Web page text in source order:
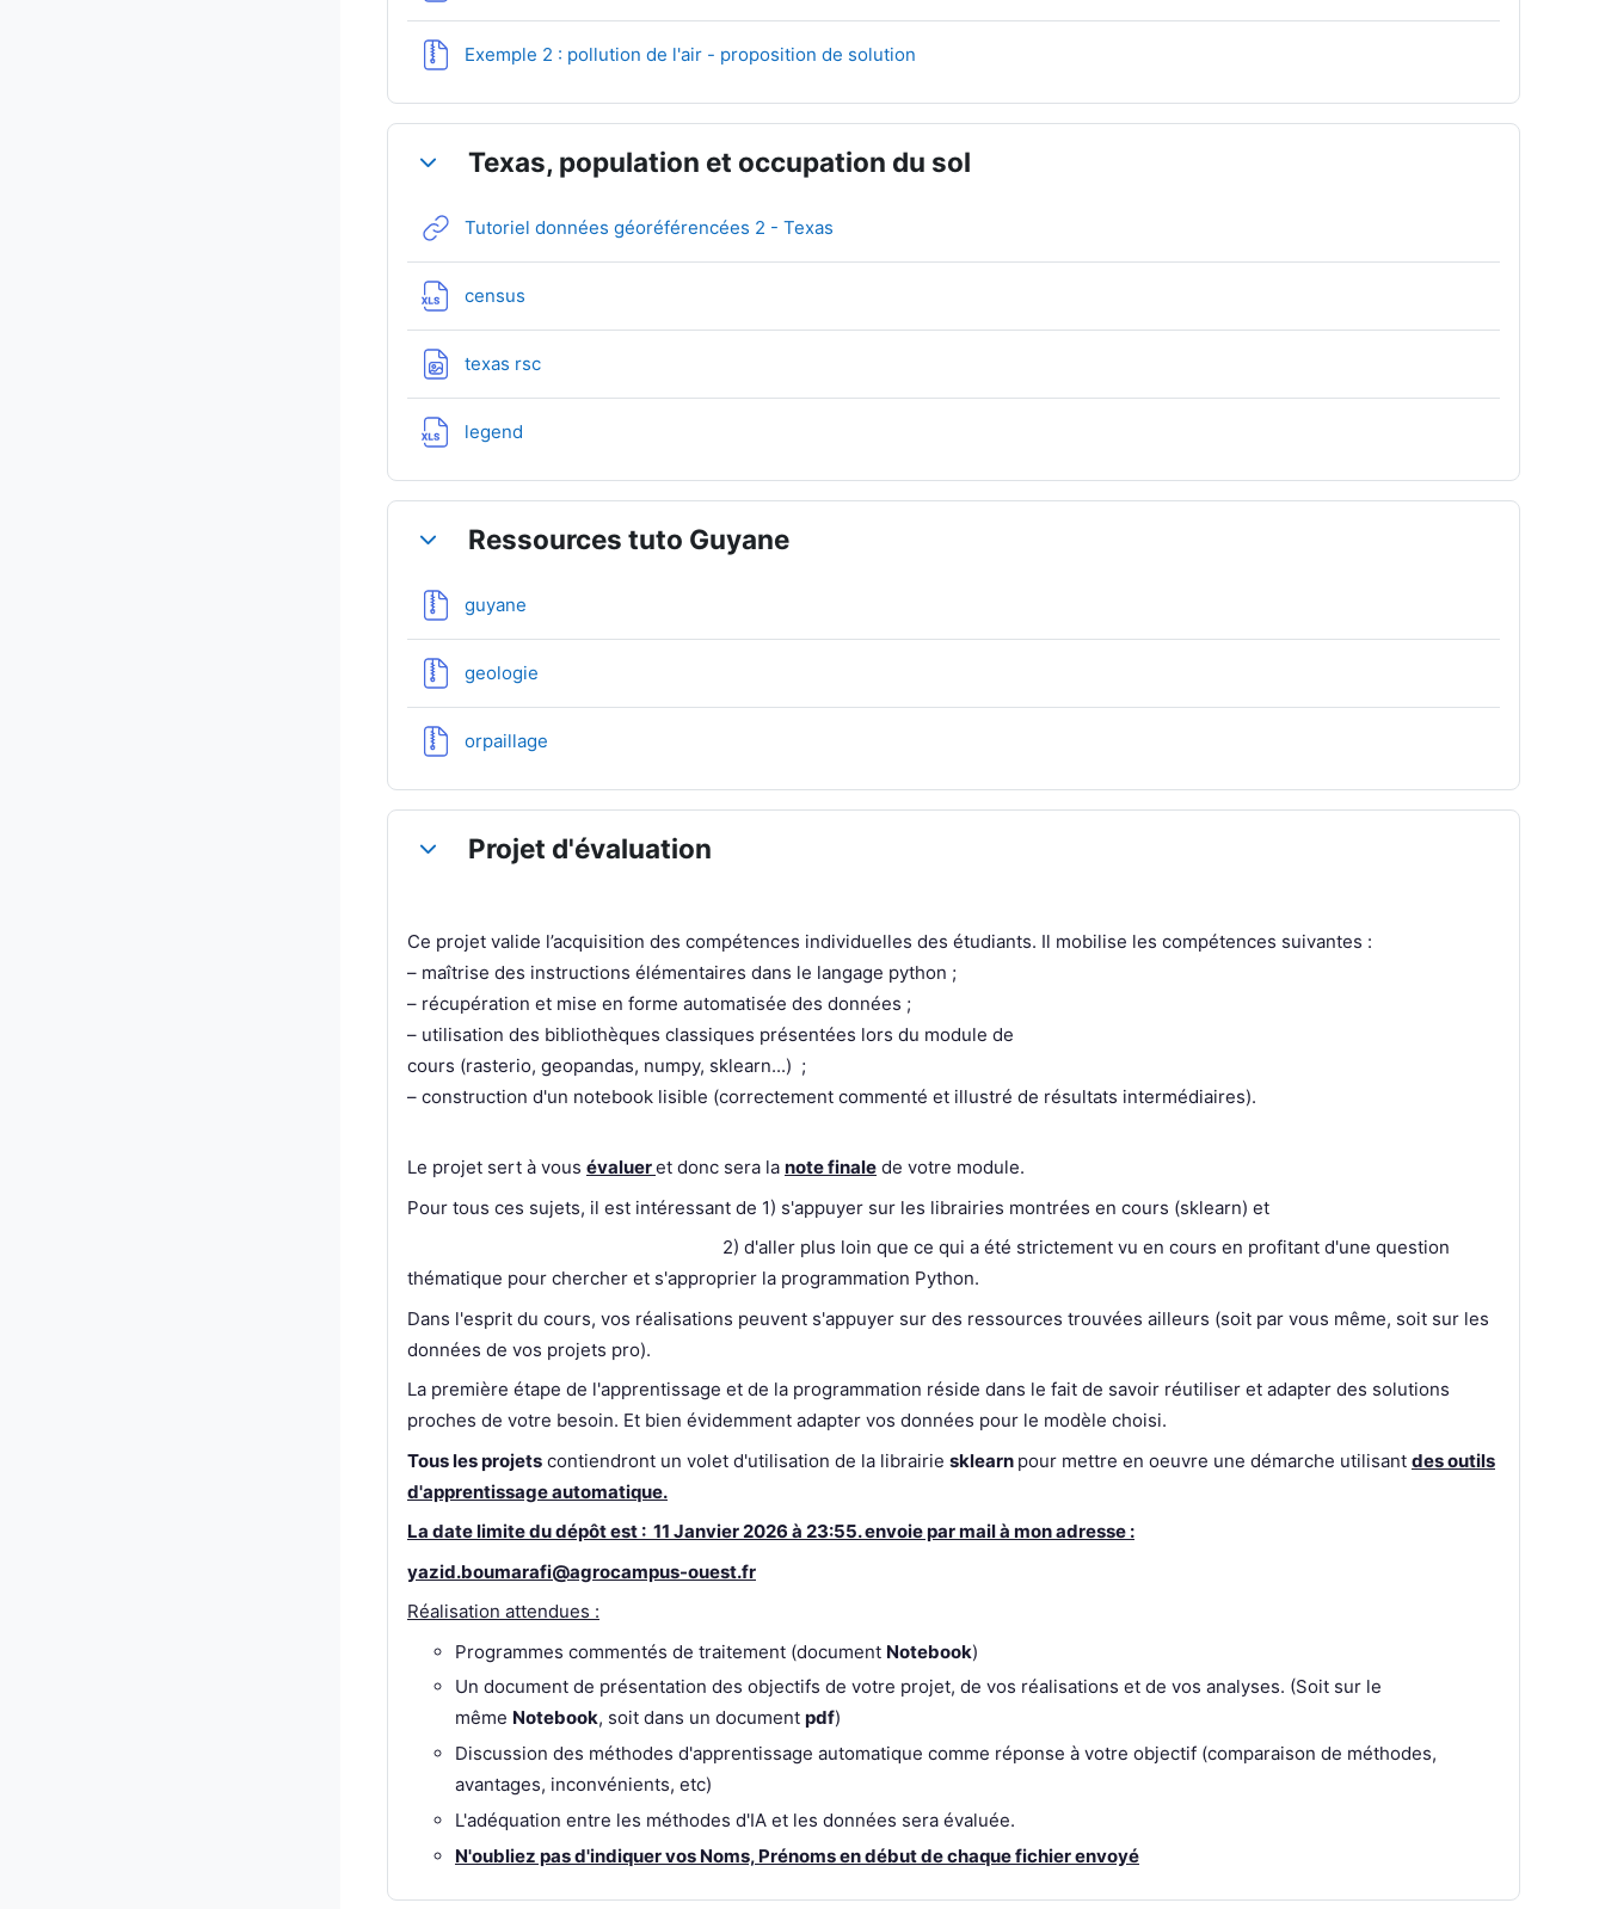
Exemple 2 : pollution de l'air - proposition de solution
ReplierTexas, population et occupation du sol
Tutoriel données géoréférencées 2 - Texas
census
texas rsc
legend
ReplierRessources tuto Guyane
guyane
geologie
orpaillage
ReplierProjet d'évaluation
Ce projet valide l’acquisition des compétences individuelles des étudiants. Il mobilise les compétences suivantes :
– maîtrise des instructions élémentaires dans le langage python ;
– récupération et mise en forme automatisée des données ;
– utilisation des bibliothèques classiques présentées lors du module de
cours (rasterio, geopandas, numpy, sklearn...) ;
– construction d'un notebook lisible (correctement commenté et illustré de résultats intermédiaires).
Le projet sert à vous évalueret donc sera la note finale de votre module.
Pour tous ces sujets, il est intéressant de 1) s'appuyer sur les librairies montrées en cours (sklearn) et
2) d'aller plus loin que ce qui a été strictement vu en cours en profitant d'une question
thématique pour chercher et s'approprier la programmation Python.
Dans l'esprit du cours, vos réalisations peuvent s'appuyer sur des ressources trouvées ailleurs (soit par vous même, soit sur les
données de vos projets pro).
La première étape de l'apprentissage et de la programmation réside dans le fait de savoir réutiliser et adapter des solutions
proches de votre besoin. Et bien évidemment adapter vos données pour le modèle choisi.
Tous les projets contiendront un volet d'utilisation de la librairie sklearn pour mettre en oeuvre une démarche utilisant des outils
d'apprentissage automatique.
La date limite du dépôt est : 11 Janvier 2026 à 23:55. envoie par mail à mon adresse :
yazid.boumarafi@agrocampus-ouest.fr
Réalisation attendues :
Programmes commentés de traitement (document Notebook)
Un document de présentation des objectifs de votre projet, de vos réalisations et de vos analyses. (Soit sur le
même Notebook, soit dans un document pdf)
Discussion des méthodes d'apprentissage automatique comme réponse à votre objectif (comparaison de méthodes,
avantages, inconvénients, etc)
L'adéquation entre les méthodes d'IA et les données sera évaluée.
N'oubliez pas d'indiquer vos Noms, Prénoms en début de chaque fichier envoyé